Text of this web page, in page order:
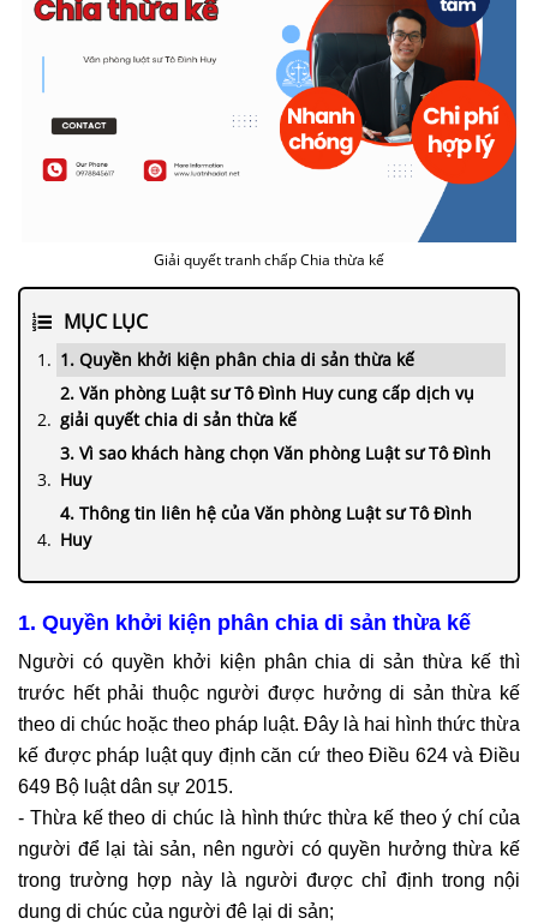
Giải quyết tranh chấp Chia thừa kế
MỤC LỤC
1. Quyền khởi kiện phân chia di sản thừa kế
2. Văn phòng Luật sư Tô Đình Huy cung cấp dịch vụ
giải quyết chia di sản thừa kế
3. Vì sao khách hàng chọn Văn phòng Luật sư Tô Đình
Huy
4. Thông tin liên hệ của Văn phòng Luật sư Tô Đình
Huy
1. Quyền khởi kiện phân chia di sản thừa kế
Người có quyền khởi kiện phân chia di sản thừa kế thì
trước hết phải thuộc người được hưởng di sản thừa kế
theo di chúc hoặc theo pháp luật. Đây là hai hình thức thừa
kế được pháp luật quy định căn cứ theo Điều 624 và Điều
649 Bộ luật dân sự 2015.
- Thừa kế theo di chúc là hình thức thừa kế theo ý chí của
người để lại tài sản, nên người có quyền hưởng thừa kế
trong trường hợp này là người được chỉ định trong nội
dung di chúc của người đê lại di sản;